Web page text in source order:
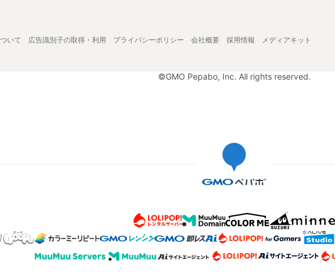
いて 広告識別子の取得・利用 プライバシーポリシー 会社概要 採用情報 メディアキット
©GMO Pepabo, Inc. All rights reserved.